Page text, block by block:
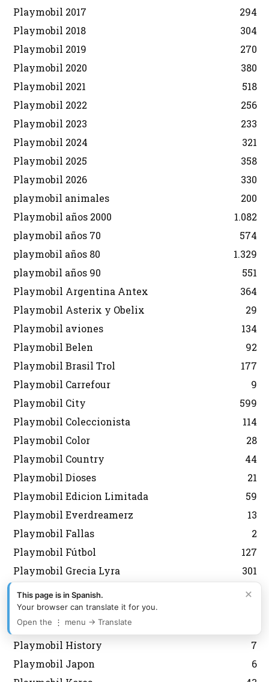
Playmobil 2017
294
Playmobil 2018
304
Playmobil 2019
270
Playmobil 2020
380
Playmobil 2021
518
Playmobil 2022
256
Playmobil 2023
233
Playmobil 2024
321
Playmobil 2025
358
Playmobil 2026
330
playmobil animales
200
Playmobil años 2000
1.082
playmobil años 70
574
playmobil años 80
1.329
playmobil años 90
551
Playmobil Argentina Antex
364
Playmobil Asterix y Obelix
29
Playmobil aviones
134
Playmobil Belen
92
Playmobil Brasil Trol
177
Playmobil Carrefour
9
Playmobil City
599
Playmobil Coleccionista
114
Playmobil Color
28
Playmobil Country
44
Playmobil Dioses
21
Playmobil Edicion Limitada
59
Playmobil Everdreamerz
13
Playmobil Fallas
2
Playmobil Fútbol
127
Playmobil Grecia Lyra
301
Playmobil Griegos
16
Playmobil Heidi
Playmobil Heroes
Playmobil History
7
Playmobil Japon
6
×
This page is in Spanish.
Your browser can translate it for you.
Open the ⋮ menu → Translate